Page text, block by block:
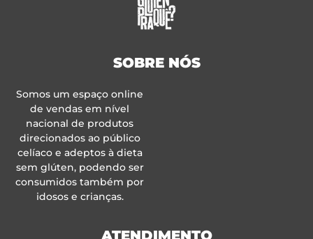
SOBRE NÓS
Somos um espaço online
de vendas em nível
nacional de produtos
direcionados ao público
celíaco e adeptos à dieta
sem glúten, podendo ser
consumidos também por
idosos e crianças.
ATENDIMENTO